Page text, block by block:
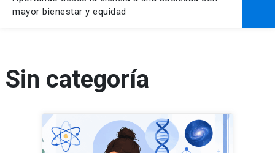
mayor bienestar y equidad
Sin categoría